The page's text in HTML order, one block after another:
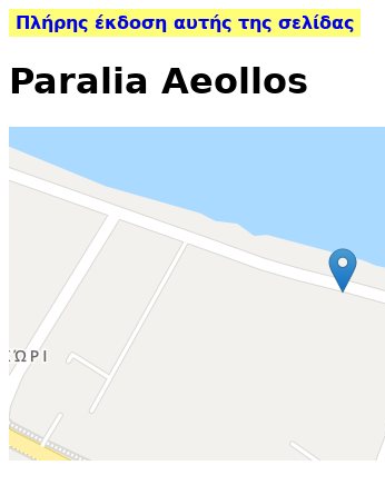
Πλήρης έκδοση αυτής της σελίδας
Paralia Aeollos